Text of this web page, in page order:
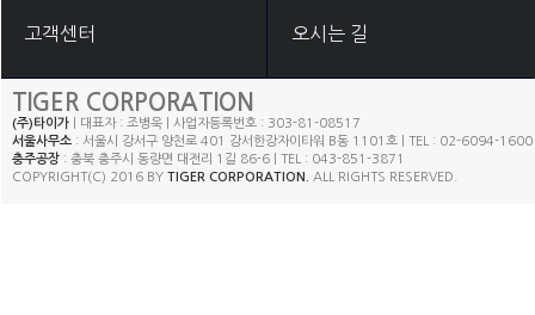
고객센터 오시는 길
TIGER CORPORATION
(주)타이가 | 대표자 : 조병욱 | 사업자등록번호 : 303-81-08517
서울사무소 : 서울시 강서구 양천로 401 강서한강자이타워 B동 1101호 | TEL : 02-6094-1600
충주공장 : 충북 충주시 동량면 대전리 1길 86-6 | TEL : 043-851-3871
COPYRIGHT(C) 2016 BY TIGER CORPORATION. ALL RIGHTS RESERVED.